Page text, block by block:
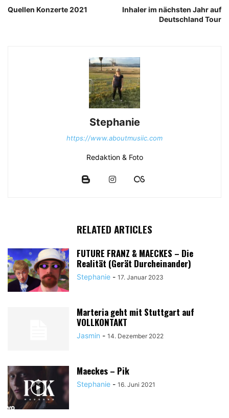
Quellen Konzerte 2021
Inhaler im nächsten Jahr auf
Deutschland Tour
Stephanie
https://www.aboutmusiic.com
Redaktion & Foto
RELATED ARTICLES
FUTURE FRANZ & MAECKES – Die
Realität (Gerät Durcheinander)
Stephanie - 17. Januar 2023
Marteria geht mit Stuttgart auf
VOLLKONTAKT
Jasmin - 14. Dezember 2022
Maeckes – Pik
Stephanie - 16. Juni 2021